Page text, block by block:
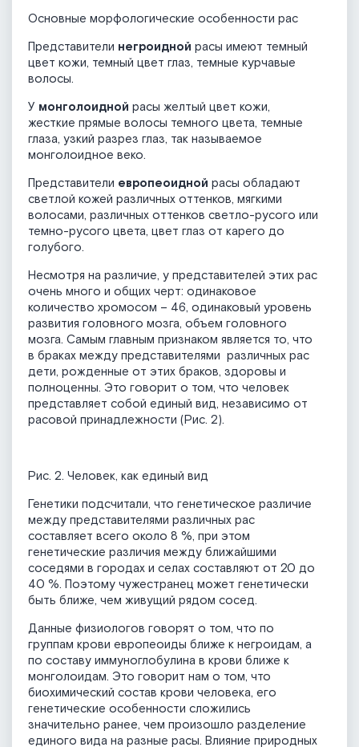
Основные морфологические особенности рас
Представители негроидной расы имеют темный
цвет кожи, темный цвет глаз, темные курчавые
волосы.
У монголоидной расы желтый цвет кожи,
жесткие прямые волосы темного цвета, темные
глаза, узкий разрез глаз, так называемое
монголоидное веко.
Представители европеоидной расы обладают
светлой кожей различных оттенков, мягкими
волосами, различных оттенков светло-русого или
темно-русого цвета, цвет глаз от карего до
голубого.
Несмотря на различие, у представителей этих рас
очень много и общих черт: одинаковое
количество хромосом – 46, одинаковый уровень
развития головного мозга, объем головного
мозга. Самым главным признаком является то, что
в браках между представителями различных рас
дети, рожденные от этих браков, здоровы и
полноценны. Это говорит о том, что человек
представляет собой единый вид, независимо от
расовой принадлежности (Рис. 2).
Рис. 2. Человек, как единый вид
Генетики подсчитали, что генетическое различие
между представителями различных рас
составляет всего около 8 %, при этом
генетические различия между ближайшими
соседями в городах и селах составляют от 20 до
40 %. Поэтому чужестранец может генетически
быть ближе, чем живущий рядом сосед.
Данные физиологов говорят о том, что по
группам крови европеоиды ближе к негроидам, а
по составу иммуноглобулина в крови ближе к
монголоидам. Это говорит нам о том, что
биохимический состав крови человека, его
генетические особенности сложились
значительно ранее, чем произошло разделение
единого вида на разные расы. Влияние природных